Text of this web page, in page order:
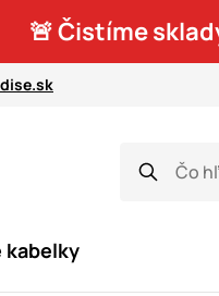
🚨 Čistíme
kabelky